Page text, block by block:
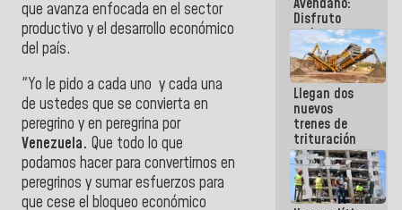
que avanza enfocada en el sector
productivo y el desarrollo económico
del país.
"Yo le pido a cada uno y cada una
de ustedes que se convierta en
peregrino y en peregrina por
Venezuela. Que todo lo que
podamos hacer para convertirnos en
peregrinos y sumar esfuerzos para
que cese el bloqueo económico
Disfruto
cada vez
que escribes
porque lo
que haces
es
embarrarla
Llegan dos
nuevos
trenes de
trituración
para
optimizar
manejo de
escombros